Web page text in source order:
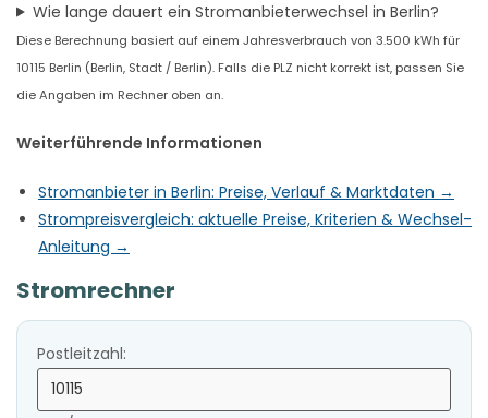
Wie lange dauert ein Stromanbieterwechsel in Berlin?
Diese Berechnung basiert auf einem Jahresverbrauch von 3.500 kWh für
10115 Berlin (Berlin, Stadt / Berlin). Falls die PLZ nicht korrekt ist, passen Sie
die Angaben im Rechner oben an.
Weiterführende Informationen
Stromanbieter in Berlin: Preise, Verlauf & Marktdaten →
Strompreisvergleich: aktuelle Preise, Kriterien & Wechsel-
Anleitung →
Stromrechner
Postleitzahl: